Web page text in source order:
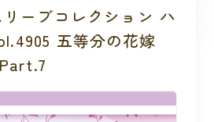
ーブコレクション ハ
五等分の花嫁